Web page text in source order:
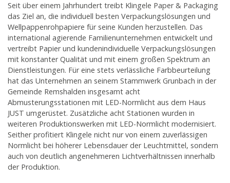
Seit über einem Jahrhundert treibt Klingele Paper & Packaging
das Ziel an, die individuell besten Verpackungslösungen und
Wellpappenrohpapiere für seine Kunden herzustellen. Das
international agierende Familienunternehmen entwickelt und
vertreibt Papier und kundenindividuelle Verpackungslösungen
mit konstanter Qualität und mit einem großen Spektrum an
Dienstleistungen. Für eine stets verlässliche Farbbeurteilung
hat das Unternehmen an seinem Stammwerk Grunbach in der
Gemeinde Remshalden insgesamt acht
Abmusterungsstationen mit LED-Normlicht aus dem Haus
JUST umgerüstet. Zusätzliche acht Stationen wurden in
weiteren Produktionswerken mit LED-Normlicht modernisiert.
Seither profitiert Klingele nicht nur von einem zuverlässigen
Normlicht bei höherer Lebensdauer der Leuchtmittel, sondern
auch von deutlich angenehmeren Lichtverhältnissen innerhalb
der Produktion.